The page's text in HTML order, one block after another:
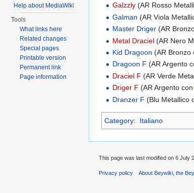
Galzzly (AR Rosso
Galman (AR Viola
Master Driger (AR
Metal Draciel (AR Nero
Kid Dragoon (AR Bronzo
Dragoon F (AR Argento
Draciel F (AR Verde
Driger F (AR Argento con
Dranzer F (Blu Metallico
Category: Italiano
Help about MediaWiki
Tools
What links here
Related changes
Special pages
Printable version
Permanent link
Page information
This page was last modified on 6 July
Privacy policy About Beywiki, the